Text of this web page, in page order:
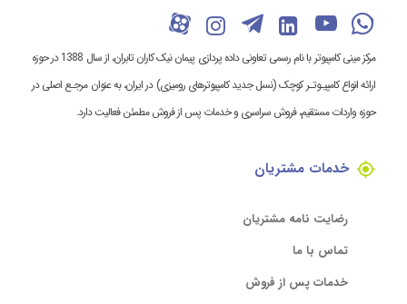
مرکز مینی کامپیوتر با نام رسمی تعاونی داده پردازی پیمان نیک کاران تابران، از سال 1388 در حوزه
ارائه انواع کامپیـوتـر کوچک (نسل جدید کامپیوترهای رومیزی) در ایران، به عنوان مرجـع اصلی در
حوزه واردات مستقیم، فروش سراسری و خدمات پس از فروش مطمئن فعالیت دارد.
خدمات مشتریان
رضایت نامه مشتریان
تماس با ما
خدمات پس از فروش